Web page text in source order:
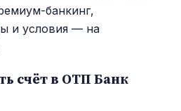
банкинг,
и условия — на
счёт в ОТП Банк